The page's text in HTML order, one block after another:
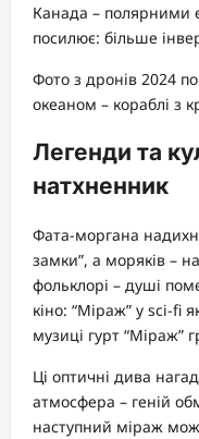
Канада – полярними
посилює: більше
Фото з дронів 2024
океаном – кораблі з
Легенди та
натхненник
Фата-моргана
замки”, а моряків –
фольклорі – душі
кіно: “Міраж” у sci-fi
музиці гурт “Міраж”
Ці оптичні дива
атмосфера – геній
наступний міраж